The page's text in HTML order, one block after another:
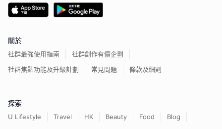
關於
社群最強使用指南
社群創作有價企劃
社群焦點功能及升級計劃
常見問題 條款及細則
探索
U Lifestyle Travel HK Beauty Food
Blog